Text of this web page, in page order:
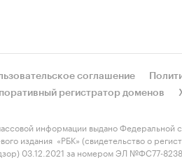
соглашение
регистратор доменов
информации выдано
издания «РБК» (свидетельство о
03.12.2021 за номером ЭЛ №ФС77-